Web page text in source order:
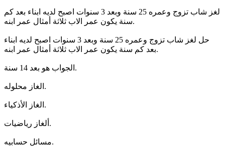
لغز شاب تزوج وعمره 25 سنة وبعد 3 سنوات اصبح لديه ابناء بعد كم
سنة يكون عمر الاب ثلاثة أمثال عمر ابنه.
حل لغز شاب تزوج وعمره 25 سنة وبعد 3 سنوات اصبح لديه ابناء
بعد كم سنة يكون عمر الاب ثلاثة أمثال عمر ابنه.
الجواب هو بعد 14 سنة.
الغاز محلوله.
الغاز الأذكياء.
ألغاز رياضيات.
مسائل حسابيه.